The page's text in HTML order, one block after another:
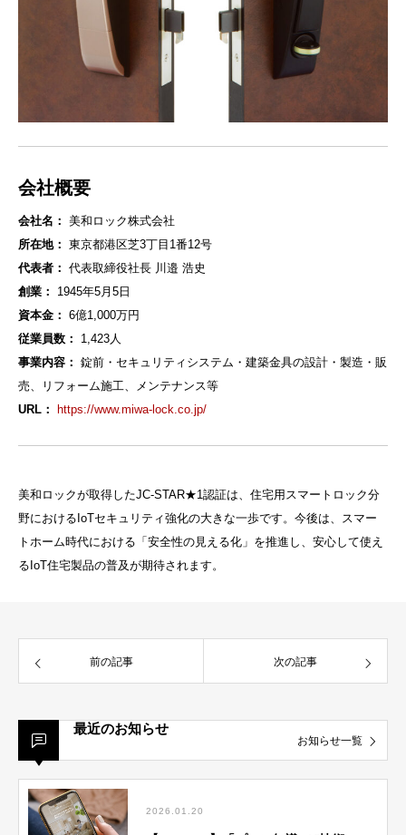
会社概要
会社名： 美和ロック株式会社
所在地： 東京都港区芝3丁目1番12号
代表者： 代表取締役社長 川邉 浩史
創業：
1945年5月5日
資本金： 6億1,000万円
従業員数：
1,423人
事業内容： 錠前・セキュリティシステム・建築金具の設計・製造・販
売、リフォーム施工、メンテナンス等
URL： https://www.miwa-lock.co.jp/
美和ロックが取得したJC-STAR★1認証は、住宅用スマートロック分
野におけるIoTセキュリティ強化の大きな一歩です。今後は、スマー
トホーム時代における「安全性の見える化」を推進し、安心して使え
るIoT住宅製品の普及が期待されます。
前の記事 次の記事
最近のお知らせ
お知らせ一覧
2026.01.20